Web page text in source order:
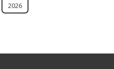
2026